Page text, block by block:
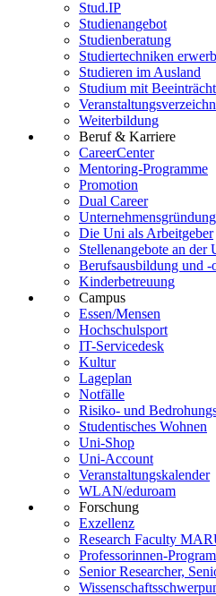
Stud.IP
Studienangebot
Studienberatung
Studiertechniken
Studieren im Ausland
Studium mit
Weiterbildung
Beruf & Karriere
CareerCenter
Mentoring-Programme
Promotion
Dual Career
Unternehmensgründung
Die Uni als Arbeitgeber
Stellenangebote an der
Berufsausbildung und -
Kinderbetreuung
Campus
Essen/Mensen
Hochschulsport
IT-Servicedesk
Kultur
Lageplan
Notfälle
Risiko- und
Studentisches Wohnen
Uni-Shop
Uni-Account
Veranstaltungskalender
WLAN/eduroam
Forschung
Exzellenz
Research Faculty
Professorinnen-
Senior Researcher,